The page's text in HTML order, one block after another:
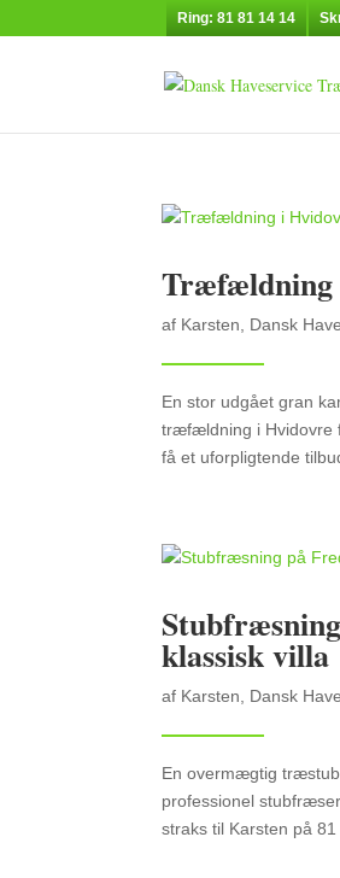
Ring: 81 81 14 14
Træfældning
af Karsten, Dansk
En stor udgået gran
træfældning i Hvidovre
få et uforpligtende
klassisk villa
af Karsten, Dansk
En overmægtig
professionel
straks til Karsten på 81